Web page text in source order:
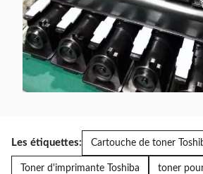
Les étiquettes: Cartouche de toner
Toner d'imprimante Toshiba toner